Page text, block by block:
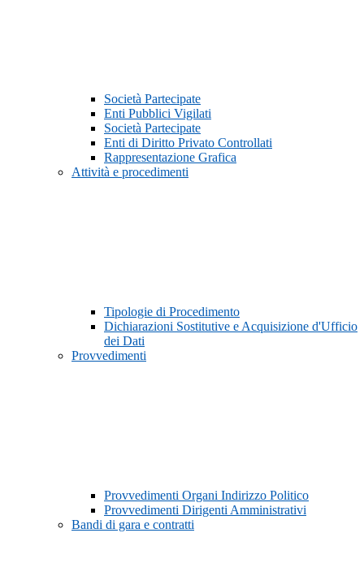
Società Partecipate
Enti Pubblici Vigilati
Società Partecipate
Enti di Diritto Privato Controllati
Rappresentazione Grafica
Attività e procedimenti
Tipologie di Procedimento
Dichiarazioni Sostitutive e Acquisizione d'Ufficio
dei Dati
Provvedimenti
Provvedimenti Organi Indirizzo Politico
Provvedimenti Dirigenti Amministrativi
Bandi di gara e contratti